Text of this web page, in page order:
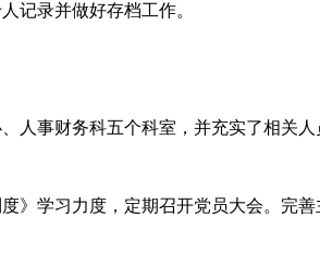
记录并做好存档工作。
事财务科五个科室，并充实了相关人
》学习力度，定期召开党员大会。完